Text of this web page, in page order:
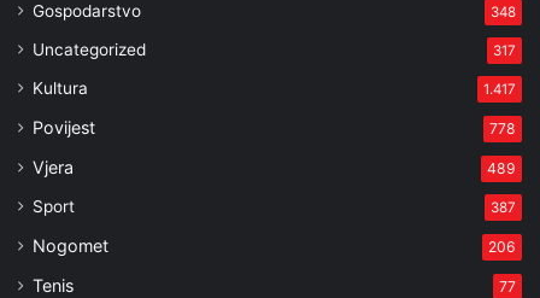
Gospodarstvo 348
Uncategorized 317
Kultura 1.417
Povijest 778
Vjera 489
Sport 387
Nogomet 206
Tenis 77